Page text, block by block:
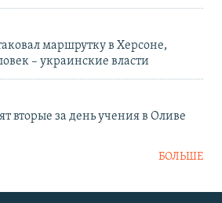
маршрутку в Херсоне,
– украинские власти
вторые за день учения в Оливе
БОЛЬШЕ